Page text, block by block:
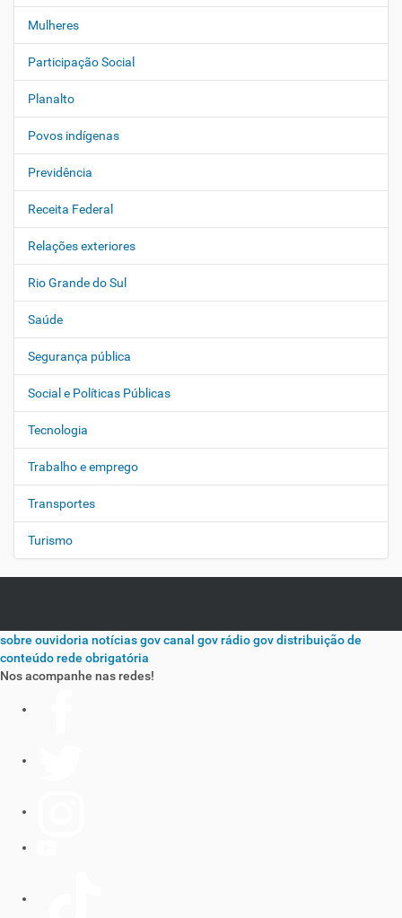
Mulheres
Participação Social
Planalto
Povos indígenas
Previdência
Receita Federal
Relações exteriores
Rio Grande do Sul
Saúde
Segurança pública
Social e Políticas Públicas
Tecnologia
Trabalho e emprego
Transportes
Turismo
sobre ouvidoria notícias govcanal govrádio govdistribuição de
conteúdorede obrigatória
Nos acompanhe nas redes!